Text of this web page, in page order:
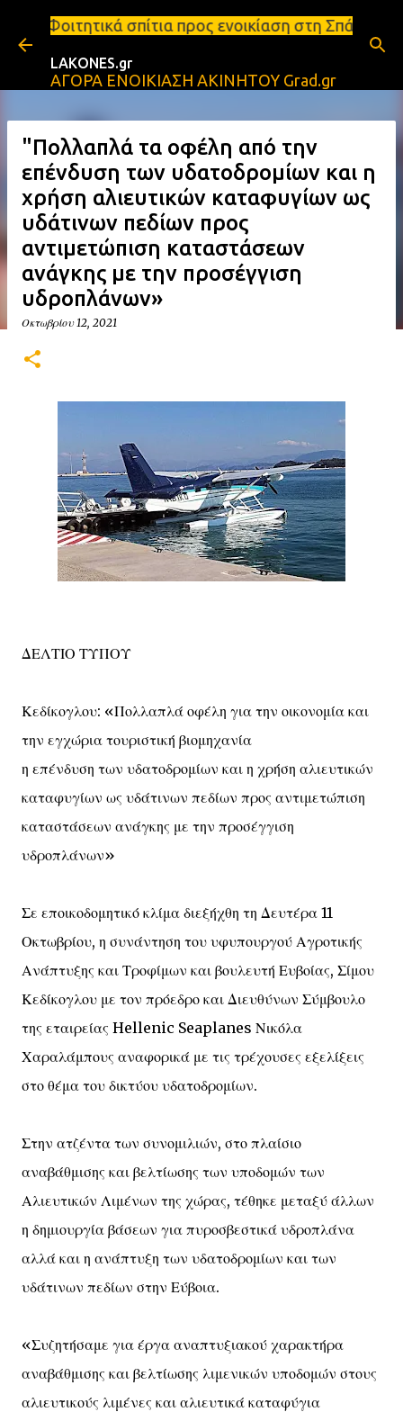
Μετάβαση στο κύριο περιεχόμενο
προς ενοικίαση στη Σπάρτη Ενοικιάσεις
LAKONES.gr
ΑΓΟΡΑ ΕΝΟΙΚΙΑΣΗ ΑΚΙΝΗΤΟΥ Grad.gr
"Πολλαπλά τα οφέλη από την
επένδυση των υδατοδρομίων και η
χρήση αλιευτικών καταφυγίων ως
υδάτινων πεδίων προς
αντιμετώπιση καταστάσεων
ανάγκης με την προσέγγιση
υδροπλάνων»
Οκτωβρίου 12, 2021
ΔΕΛΤΙΟ ΤΥΠΟΥ
Κεδίκογλου: «Πολλαπλά οφέλη για την οικονομία και
την εγχώρια τουριστική βιομηχανία
η επένδυση των υδατοδρομίων και η χρήση αλιευτικών
καταφυγίων ως υδάτινων πεδίων προς αντιμετώπιση
καταστάσεων ανάγκης με την προσέγγιση
υδροπλάνων»
Σε εποικοδομητικό κλίμα διεξήχθη τη Δευτέρα 11
Οκτωβρίου, η συνάντηση του υφυπουργού Αγροτικής
Ανάπτυξης και Τροφίμων και βουλευτή Ευβοίας, Σίμου
Κεδίκογλου με τον πρόεδρο και Διευθύνων Σύμβουλο
της εταιρείας Hellenic Seaplanes Νικόλα
Χαραλάμπους αναφορικά με τις τρέχουσες εξελίξεις
στο θέμα του δικτύου υδατοδρομίων.
Στην ατζέντα των συνομιλιών, στο πλαίσιο
αναβάθμισης και βελτίωσης των υποδομών των
Αλιευτικών Λιμένων της χώρας, τέθηκε μεταξύ άλλων
η δημιουργία βάσεων για πυροσβεστικά υδροπλάνα
αλλά και η ανάπτυξη των υδατοδρομίων και των
υδάτινων πεδίων στην Εύβοια.
«Συζητήσαμε για έργα αναπτυξιακού χαρακτήρα
αναβάθμισης και βελτίωσης λιμενικών υποδομών στους
αλιευτικούς λιμένες και αλιευτικά καταφύγια